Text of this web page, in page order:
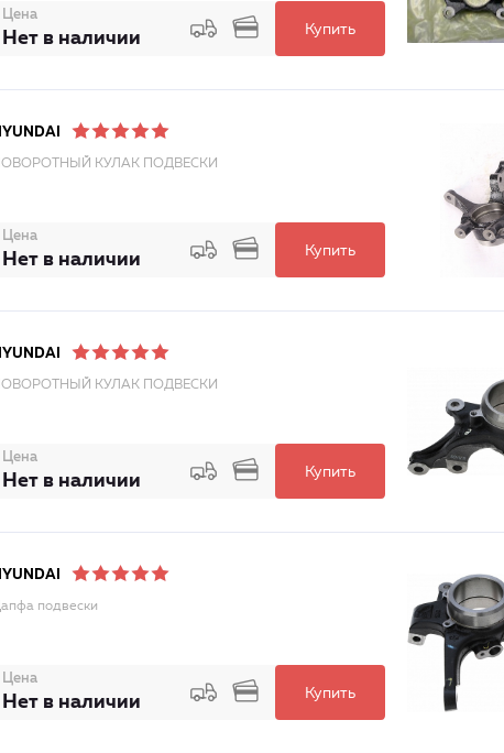
Цена
Нет в наличии Купить
КУЛАК ПОДВЕСКИ
Цена
Нет в наличии Купить
КУЛАК ПОДВЕСКИ
Цена
Нет в наличии Купить
подвески
Цена
Нет в наличии Купить